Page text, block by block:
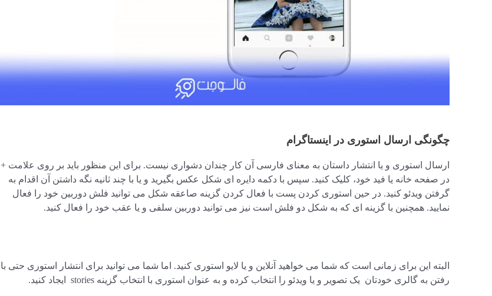
چگونگی ارسال استوری در اینستاگرام
ارسال استوری و یا انتشار داستان به معنای فارسی آن کار چندان دشواری نیست. برای این منظور باید بر روی علامت +
در صفحه خانه یا فید خود، کلیک کنید. سپس با دکمه دایره ای شکل عکس بگیرید و یا با چند ثانیه نگه داشتن آن اقدام به
گرفتن ویدئو کنید. در حین استوری کردن پست با فعال کردن گزینه صاعقه شکل می توانید فلش دوربین خود را فعال
نمایید. همچنین با گزینه ای که به شکل دو فلش است نیز می توانید دوربین سلفی و یا عقب خود را فعال کنید.
البته این برای زمانی است که شما می خواهید آنلاین و یا لایو استوری کنید. اما شما می توانید برای انتشار استوری حتی با
رفتن به گالری خودتان یک تصویر و یا ویدئو را انتخاب کرده و به عنوان استوری با انتخاب گزینه stories ایجاد کنید.